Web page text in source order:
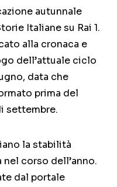
autunnale
Italiane su Rai 1.
alla cronaca e
dell’attuale ciclo
data che
prima del
settembre.
la stabilità
corso dell’anno.
dal portale